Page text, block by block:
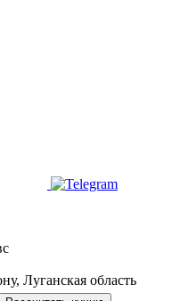
Луганская область